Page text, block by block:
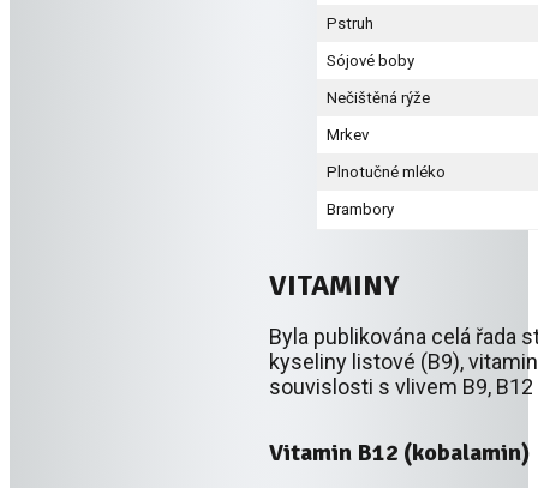
Pstruh
Sójové boby
Nečištěná rýže
Mrkev
Plnotučné mléko
Brambory
VITAMINY
Byla publikována celá řada
kyseliny listové (B9),
souvislosti s vlivem B9, B12
Vitamin B12 (kobalamin)